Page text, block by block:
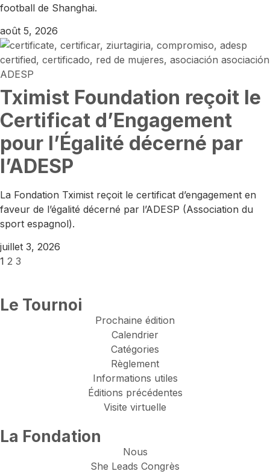
football de Shanghai.
août 5, 2026
Tximist Foundation reçoit le
Certificat d’Engagement
pour l’Égalité décerné par
l’ADESP
La Fondation Tximist reçoit le certificat d’engagement en
faveur de l’égalité décerné par l’ADESP (Association du
sport espagnol).
juillet 3, 2026
1 2 3
Le Tournoi
Prochaine édition
Calendrier
Catégories
Règlement
Informations utiles
Éditions précédentes
Visite virtuelle
La Fondation
Nous
She Leads Congrès